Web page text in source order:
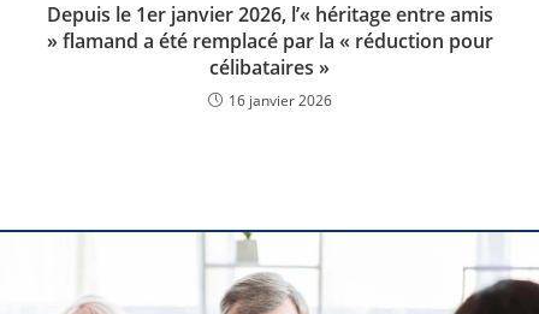
Depuis le 1er janvier 2026, l’« héritage entre amis
» flamand a été remplacé par la « réduction pour
célibataires »
16 janvier 2026